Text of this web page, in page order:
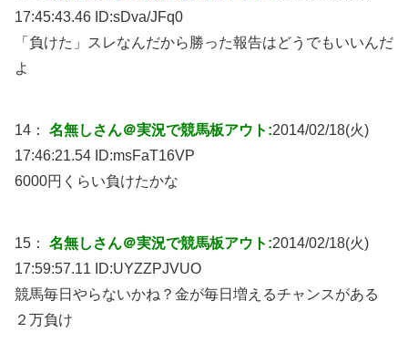
17:45:43.46 ID:sDva/JFq0
「負けた」スレなんだから勝った報告はどうでもいいんだ
よ
14： 名無しさん＠実況で競馬板アウト:2014/02/18(火)
17:46:21.54 ID:msFaT16VP
6000円くらい負けたかな
15： 名無しさん＠実況で競馬板アウト:2014/02/18(火)
17:59:57.11 ID:UYZZPJVUO
競馬毎日やらないかね？金が毎日増えるチャンスがある
２万負け